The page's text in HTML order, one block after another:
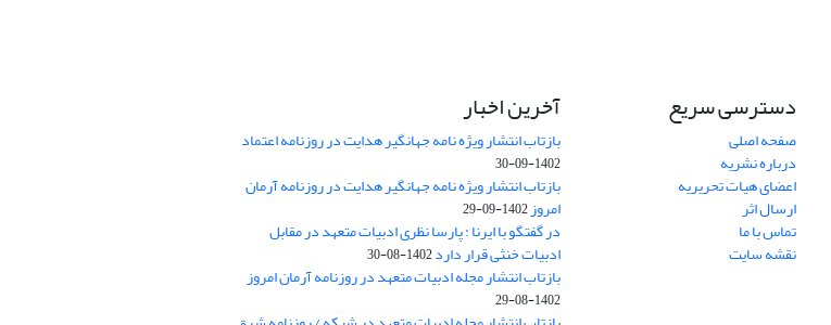
دسترسی سریع
صفحه اصلی
درباره نشریه
اعضای هیات تحریریه
ارسال اثر
تماس با ما
نقشه سایت
آخرین اخبار
بازتاب انتشار ویژه نامه جهانگیر هدایت در روزنامه اعتماد
1402-09-30
بازتاب انتشار ویژه نامه جهانگیر هدایت در روزنامه آرمان
امروز1402-09-29
در گفتگو با ایرنا : پارسا نظری ادبیات متعهد در مقابل
ادبیات خنثی قرار دارد1402-08-30
بازتاب انتشار مجله ادبیات متعهد در روزنامه آرمان امروز
1402-08-29